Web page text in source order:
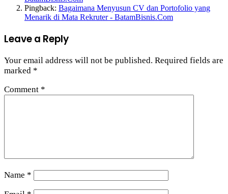
Pingback: Bagaimana Menyusun CV dan Portofolio yang
Menarik di Mata Rekruter - BatamBisnis.Com
Leave a Reply
Your email address will not be published. Required fields are
marked *
Comment *
Name *